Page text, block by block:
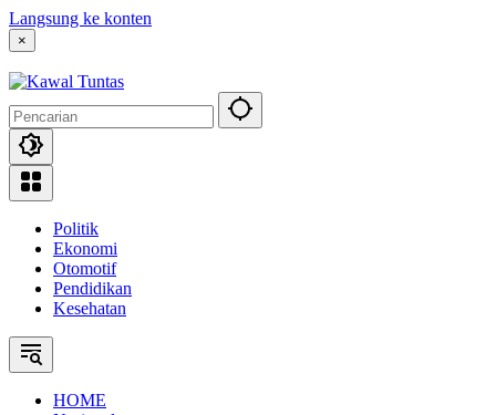
Langsung ke konten
×
Politik
Ekonomi
Otomotif
Pendidikan
Kesehatan
HOME